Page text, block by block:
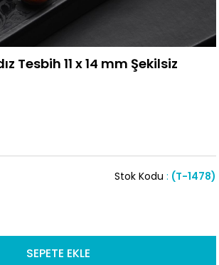
Tesbih 11 x 14 mm Şekilsiz
(T-1478)
Stok Kodu